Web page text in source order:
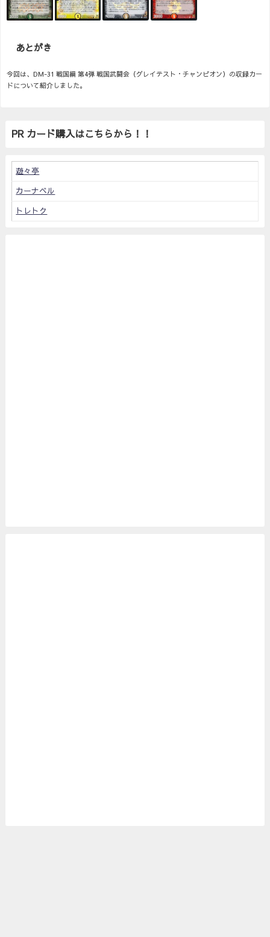
あとがき
今回は、DM-31 戦国編 第4弾 戦国武闘会（グレイテスト・チャンピオン）の収録カー
ドについて紹介しました。
PR カード購入はこちらから！！
遊々亭
カーナベル
トレトク